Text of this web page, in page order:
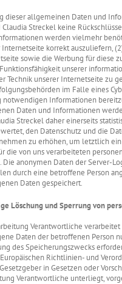
dieser allgemeinen Daten und
Claudia Streckel keine
werden vielmehr
korrekt auszuliefern,
sowie die Werbung für diese
unserer
Technik unserer Internetseite zu
im Falle eines
notwendigen Informationen
Daten und Informationen
Streckel daher einerseits
den Datenschutz und die
zu erhöhen, um letztlich
die von uns verarbeiteten
Die anonymen Daten der Server-
durch eine betroffene Person
Daten gespeichert.
Löschung und Sperrung von
Verantwortliche
Daten der betroffenen Person
des Speicherungszwecks
Richtlinien- und
in Gesetzen oder
Verantwortliche unterliegt,